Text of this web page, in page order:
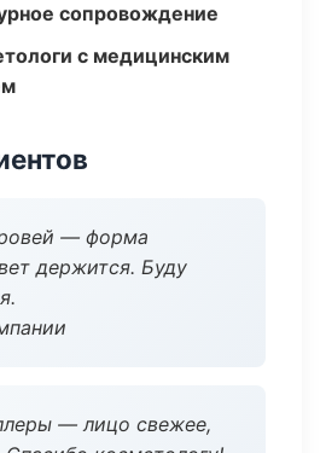
сопровождение
с медицинским
— форма
держится. Буду
— лицо свежее,